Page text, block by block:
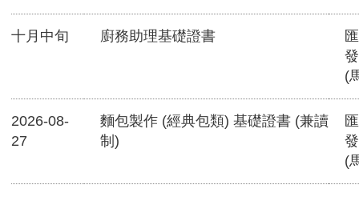
十月中旬 廚務助理基礎證書
(
2026-08-
27
麵包製作 (經典包類) 基礎證書 (兼讀
制)
(